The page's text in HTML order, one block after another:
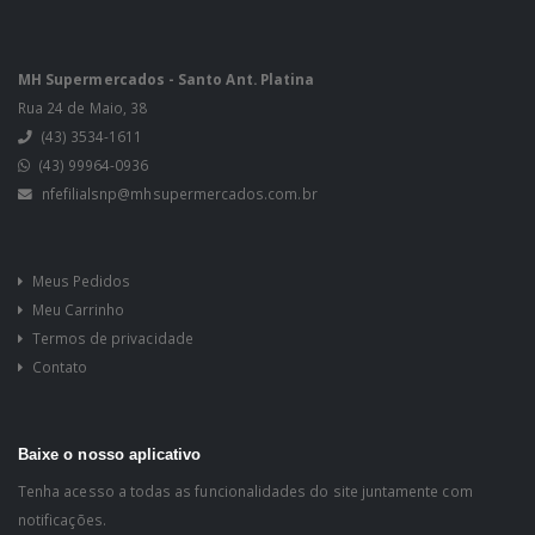
MH Supermercados - Santo Ant. Platina
Rua 24 de Maio, 38
(43) 3534-1611
(43) 99964-0936
nfefilialsnp@mhsupermercados.com.br
Meus Pedidos
Meu Carrinho
Termos de privacidade
Contato
Baixe o nosso aplicativo
Tenha acesso a todas as funcionalidades do site juntamente com
notificações.